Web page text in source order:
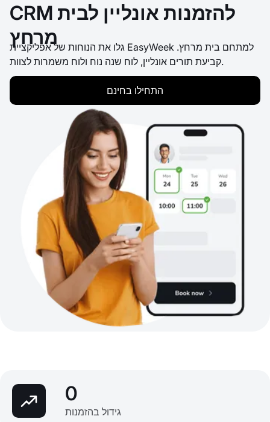
CRM להזמנות אונליין לבית
מרחץ
גלו את הנוחות של אפליקציית EasyWeek למתחם בית מרחץ.
קביעת תורים אונליין, לוח שנה נוח ולוח משמרות לצוות.
התחילו בחינם
0
גידול בהזמנות